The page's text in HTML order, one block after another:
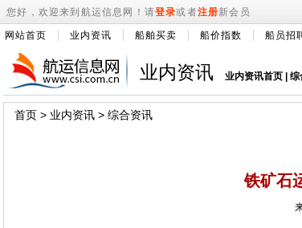
您好，欢迎来到航运信息网！请登录或者注册新会员
网站首页 业内资讯 船舶买卖 船价指数 船员招
业内资讯 业内资讯首页 综
首页 > 业内资讯 > 综合资讯
铁矿石